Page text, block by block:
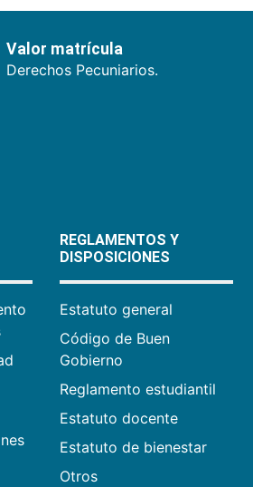
Valor matrícula
Derechos Pecuniarios.
REGLAMENTOS Y
DISPOSICIONES
Estatuto general
Código de Buen
Gobierno
Reglamento estudiantil
Estatuto docente
Estatuto de bienestar
Otros